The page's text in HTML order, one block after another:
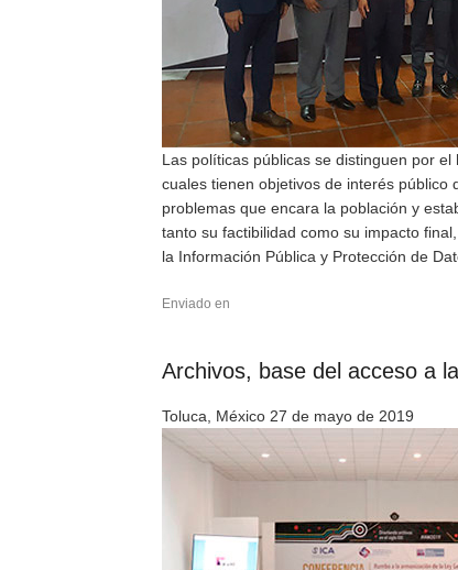
Las políticas públicas se distinguen por
cuales tienen objetivos de interés público
problemas que encara la población y
tanto su factibilidad como su impacto
la Información Pública y Protección de
Enviado en
Archivos, base del acceso a
Toluca, México 27 de mayo de 2019